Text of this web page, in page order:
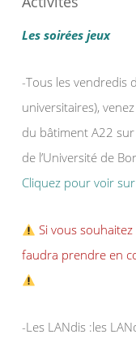
Les soirées jeux
-Tous les vendredis
universitaires),
du bâtiment A22 sur
de l’Université de
Cliquez pour voir
Si vous
faudra prendre en
-Les LANdis :les